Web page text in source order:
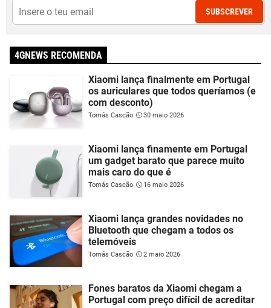
SUBSCREVER
4GNEWS RECOMENDA
Xiaomi lança finalmente em Portugal
os auriculares que todos queríamos (e
com desconto)
Tomás Cascão 30 maio 2026
Xiaomi lança finamente em Portugal
um gadget barato que parece muito
mais caro do que é
Tomás Cascão 16 maio 2026
Xiaomi lança grandes novidades no
Bluetooth que chegam a todos os
telemóveis
Tomás Cascão 2 maio 2026
Fones baratos da Xiaomi chegam a
Portugal com preço difícil de acreditar